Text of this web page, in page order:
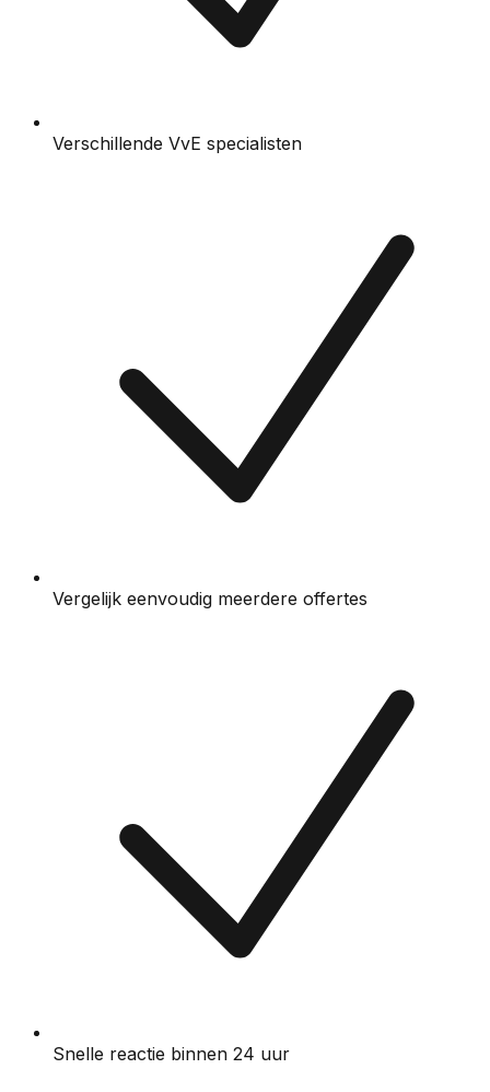
Verschillende VvE specialisten
Vergelijk eenvoudig meerdere offertes
Snelle reactie binnen 24 uur